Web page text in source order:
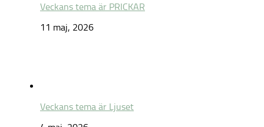
Veckans tema är PRICKAR
11 maj, 2026
Veckans tema är Ljuset